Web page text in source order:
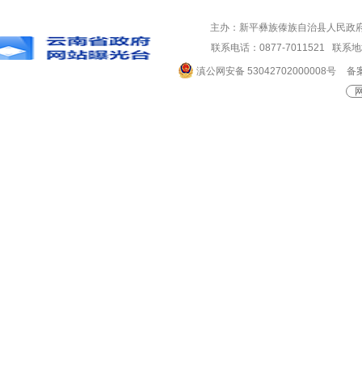
主办：新平彝族傣族自治县人民
联系电话：0877-7011521 联系
滇公网安备 53042702000008号
备